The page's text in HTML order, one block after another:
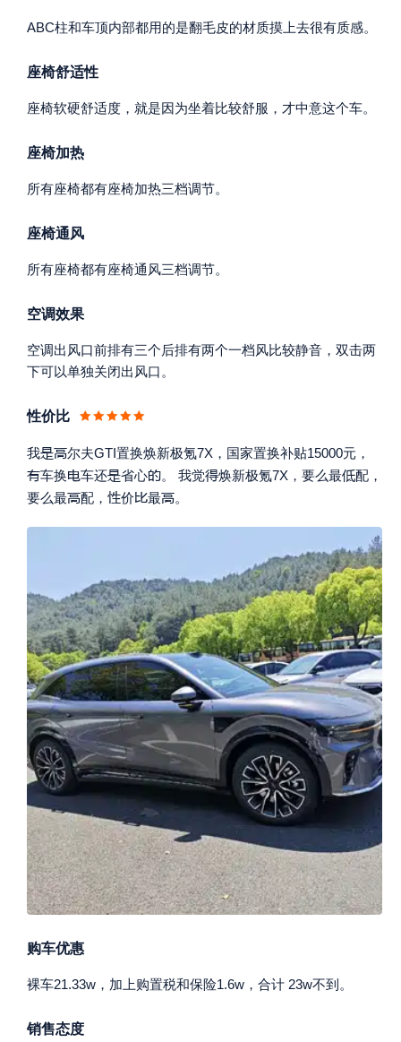
ABC柱和车顶内部都用的是翻毛皮的材质摸上去很有质感。
座椅舒适性
座椅软硬舒适度，就是因为坐着比较舒服，才中意这个车。
座椅加热
所有座椅都有座椅加热三档调节。
座椅通风
所有座椅都有座椅通风三档调节。
空调效果
空调出风口前排有三个后排有两个一档风比较静音，双击两
下可以单独关闭出风口。
性价比
我尔夫GTI置换焕新极氪7X，国家置换补贴15000元，
车换车还省心。 我觉焕新极氪7X，要么最配，
要么最配， 价最。
购车优惠
裸车21.33w，加上购置税和保险1.6w，合计 23w不到。
销售态度